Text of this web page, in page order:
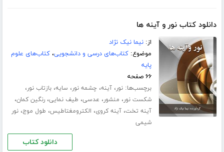
دانلود کتاب نور و آینه ها
از:نیما نیک نژاد
موضوع:کتاب‌های درسی و دانشجویی،کتاب‌های علوم
پایه
۶۶ صفحه
برچسب‌ها:نور،آینه، چشمه نور، سایه،بازتاب نور،
شکست نور، منشور، عدسی، طیف نمایی،رنگین کمان،
آینه تخت،آینه کروی، الکترومغتاطیس، طول موج،نور
شیمی
دانلود کتاب